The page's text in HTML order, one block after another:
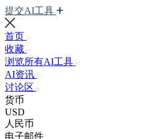
提交AI工具
首页
收藏
浏览所有AI工具
AI资讯
讨论区
货币
USD
人民币
电子邮件